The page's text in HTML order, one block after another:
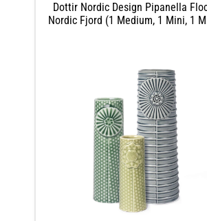
Dottir Nordic Design Pipanella
Nordic Fjord (1 Medium, 1 Mini, 1